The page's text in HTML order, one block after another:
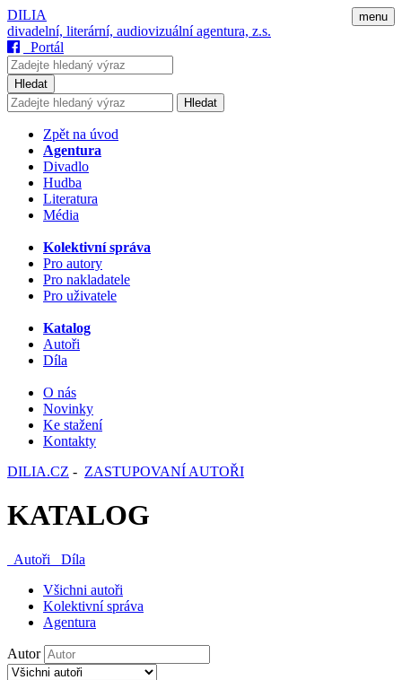
menu
DILIA
divadelní, literární, audiovizuální agentura, z.s.
Portál
Hledat
Hledat
Zpět na úvod
Agentura
Divadlo
Hudba
Literatura
Média
Kolektivní správa
Pro autory
Pro nakladatele
Pro uživatele
Katalog
Autoři
Díla
O nás
Novinky
Ke stažení
Kontakty
DILIA.CZ - ZASTUPOVANÍ AUTOŘI
KATALOG
Autoři
Díla
Všichni autoři
Kolektivní správa
Agentura
Autor